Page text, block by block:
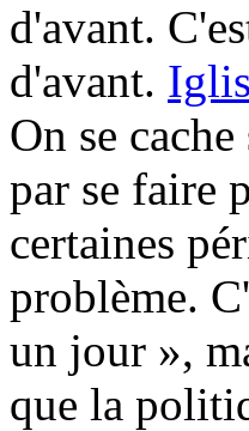
d'avant.
d'avant.
On se
par se faire
certaines
problème.
un jour »,
que la